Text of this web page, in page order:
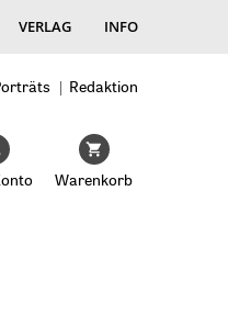
VERLAG INFO
Redaktion
Warenkorb